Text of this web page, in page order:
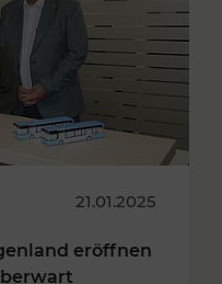
21.01.2025
eröffnen